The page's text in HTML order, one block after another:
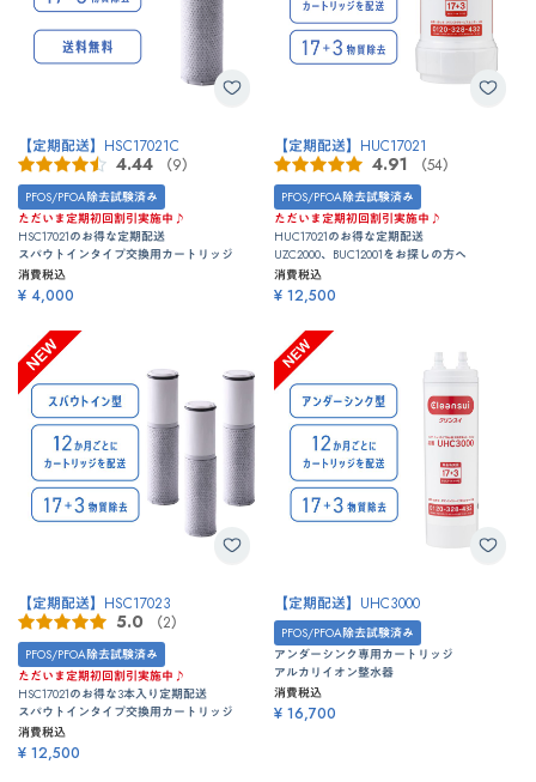
【定期配送】HSC17021C
4.44 （9）
PFOS/PFOA除去試験済み
ただいま定期初回割引実施中♪
HSC17021のお得な定期配送
スパウトインタイプ交換用カートリッジ
消費税込
¥ 4,000
【定期配送】HUC17021
4.91 （54）
PFOS/PFOA除去試験済み
ただいま定期初回割引実施中♪
HUC17021のお得な定期配送
UZC2000、BUC12001をお探しの方へ
消費税込
¥ 12,500
【定期配送】HSC17023
5.0 （2）
PFOS/PFOA除去試験済み
ただいま定期初回割引実施中♪
HSC17021のお得な3本入り定期配送
スパウトインタイプ交換用カートリッジ
消費税込
¥ 12,500
【定期配送】UHC3000
PFOS/PFOA除去試験済み
アンダーシンク専用カートリッジ
アルカリイオン整水器
消費税込
¥ 16,700